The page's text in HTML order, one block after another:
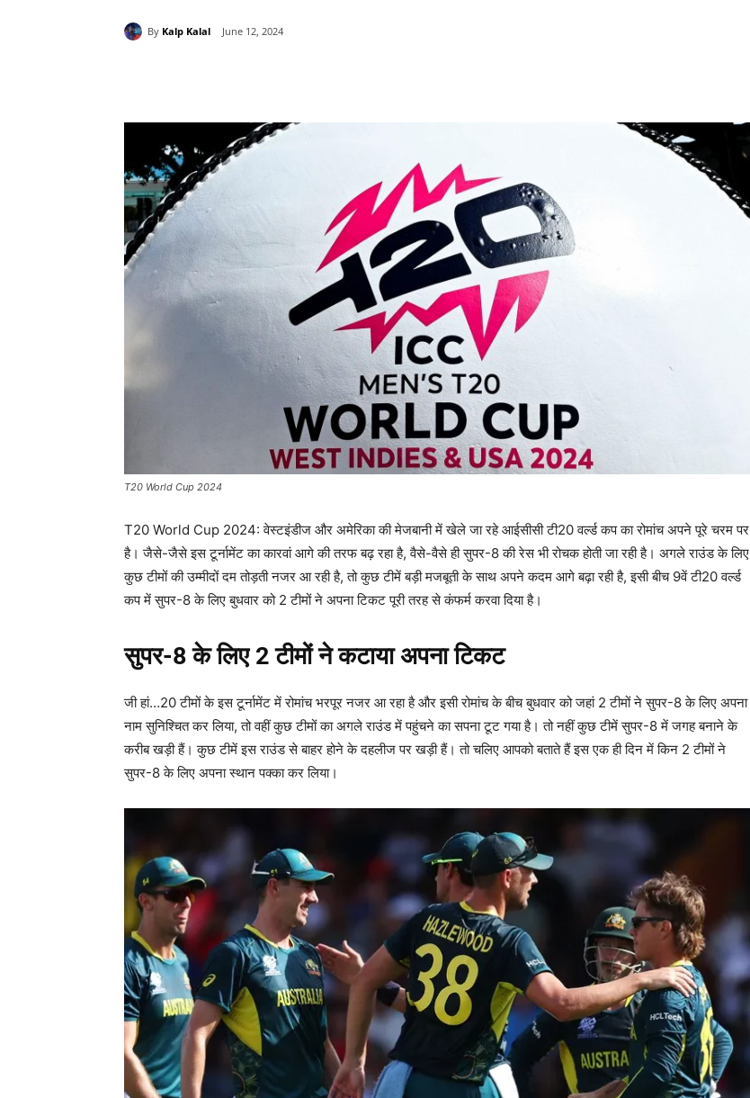
By Kalp Kalal June 12, 2024
T20 World Cup 2024
T20 World Cup 2024: वेस्टइंडीज और अमेरिका की मेजबानी में खेले जा रहे आईसीसी टी20 वर्ल्ड कप का रोमांच अपने पूरे चरम पर
है। जैसे-जैसे इस टूर्नामेंट का कारवां आगे की तरफ बढ़ रहा है, वैसे-वैसे ही सुपर-8 की रेस भी रोचक होती जा रही है। अगले राउंड के लिए
कुछ टीमों की उम्मीदों दम तोड़ती नजर आ रही है, तो कुछ टीमें बड़ी मजबूती के साथ अपने कदम आगे बढ़ा रही है, इसी बीच 9वें टी20 वर्ल्ड
कप में सुपर-8 के लिए बुधवार को 2 टीमों ने अपना टिकट पूरी तरह से कंफर्म करवा दिया है।
सुपर-8 के लिए 2 टीमों ने कटाया अपना टिकट
जी हां…20 टीमों के इस टूर्नामेंट में रोमांच भरपूर नजर आ रहा है और इसी रोमांच के बीच बुधवार को जहां 2 टीमों ने सुपर-8 के लिए अपना
नाम सुनिश्चित कर लिया, तो वहीं कुछ टीमों का अगले राउंड में पहुंचने का सपना टूट गया है। तो नहीं कुछ टीमें सुपर-8 में जगह बनाने के
करीब खड़ी हैं। कुछ टीमें इस राउंड से बाहर होने के दहलीज पर खड़ी हैं। तो चलिए आपको बताते हैं इस एक ही दिन में किन 2 टीमों ने
सुपर-8 के लिए अपना स्थान पक्का कर लिया।